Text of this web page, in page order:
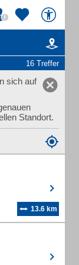
16 Treffer
sich auf
Standort.
13.6 km